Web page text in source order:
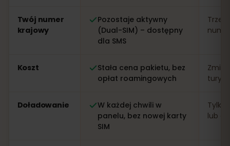
Twój numer
krajowy
Pozostaje aktywny
(Dual-SIM) – dostępny
dla SMS
Koszt
Stała cena pakietu, bez
opłat roamingowych
Doładowanie
W każdej chwili w
panelu, bez nowej karty
SIM
Tylko
lub